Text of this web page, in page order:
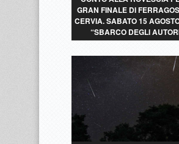
GRAN FINALE DI
CERVIA. SABATO 15
“SBARCO DEGLI